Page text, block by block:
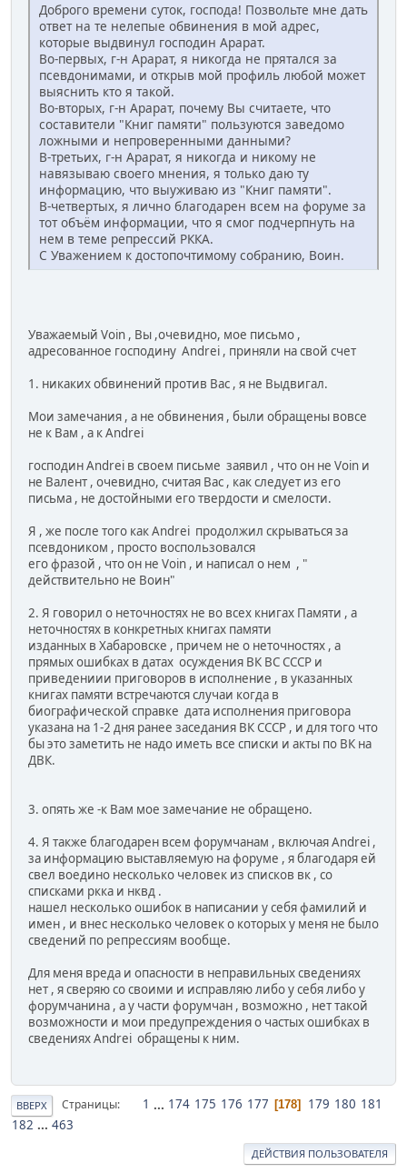
Доброго времени суток, господа! Позвольте мне дать
ответ на те нелепые обвинения в мой адрес,
которые выдвинул господин Арарат.
Во-первых, г-н Арарат, я никогда не прятался за
псевдонимами, и открыв мой профиль любой может
выяснить кто я такой.
Во-вторых, г-н Арарат, почему Вы считаете, что
составители "Книг памяти" пользуются заведомо
ложными и непроверенными данными?
В-третьих, г-н Арарат, я никогда и никому не
навязываю своего мнения, я только даю ту
информацию, что выуживаю из "Книг памяти".
В-четвертых, я лично благодарен всем на форуме за
тот объём информации, что я смог подчерпнуть на
нем в теме репрессий РККА.
С Уважением к достопочтимому собранию, Воин.
Уважаемый Voin , Вы ,очевидно, мое письмо ,
адресованное господину Andrei , приняли на свой счет
1. никаких обвинений против Вас , я не Выдвигал.
Мои замечания , а не обвинения , были обращены вовсе
не к Вам , а к Andrei
господин Andrei в своем письме заявил , что он не Voin и
не Валент , очевидно, считая Вас , как следует из его
письма , не достойными его твердости и смелости.
Я , же после того как Andrei продолжил скрываться за
псевдоником , просто воспользовался
его фразой , что он не Voin , и написал о нем , "
действительно не Воин"
2. Я говорил о неточностях не во всех книгах Памяти , а
неточностях в конкретных книгах памяти
изданных в Хабаровске , причем не о неточностях , а
прямых ошибках в датах осуждения ВК ВС СССР и
приведениии приговоров в исполнение , в указанных
книгах памяти встречаются случаи когда в
биографической справке дата исполнения приговора
указана на 1-2 дня ранее заседания ВК СССР , и для того что
бы это заметить не надо иметь все списки и акты по ВК на
ДВК.
3. опять же -к Вам мое замечание не обращено.
4. Я также благодарен всем форумчанам , включая Andrei ,
за информацию выставляемую на форуме , я благодаря ей
свел воедино несколько человек из списков вк , со
списками ркка и нквд .
нашел несколько ошибок в написании у себя фамилий и
имен , и внес несколько человек о которых у меня не было
сведений по репрессиям вообще.
Для меня вреда и опасности в неправильных сведениях
нет , я сверяю со своими и исправляю либо у себя либо у
форумчанина , а у части форумчан , возможно , нет такой
возможности и мои предупреждения о частых ошибках в
сведениях Andrei обращены к ним.
ВВЕРХ Страницы 1 ... 174 175 176 177 178 179 180 181
182 ... 463
ДЕЙСТВИЯ ПОЛЬЗОВАТЕЛЯ